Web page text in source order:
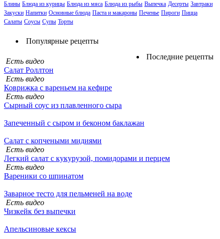
Блины Блюда из курицы Блюда из мяса Блюда из рыбы Выпечка Десерты Завтраки
Закуски Напитки Основные блюда Паста и макароны Печенье Пироги Пицца
Салаты Соусы Супы Торты
Популярные рецепты
Последние рецепты
Есть видео
Салат Роллтон
Есть видео
Коврижка с вареньем на кефире
Есть видео
Сырный соус из плавленного сыра
Запеченный с сыром и беконом баклажан
Салат с копчеными мидиями
Есть видео
Легкий салат с кукурузой, помидорами и перцем
Есть видео
Вареники со шпинатом
Заварное тесто для пельменей на воде
Есть видео
Чизкейк без выпечки
Апельсиновые кексы